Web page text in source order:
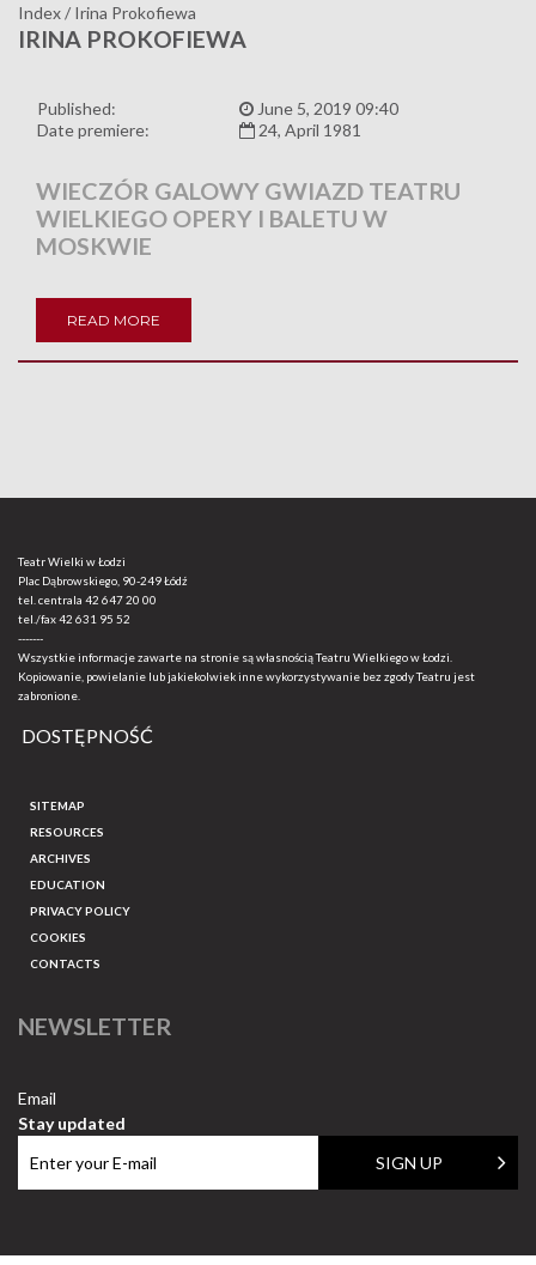
Index/ Irina Prokofiewa
IRINA PROKOFIEWA
Published:
June 5, 2019 09:40
Date premiere:
24, April 1981
WIECZÓR GALOWY GWIAZD TEATRU
WIELKIEGO OPERY I BALETU W
MOSKWIE
READ MORE
Teatr Wielki w Łodzi
Plac Dąbrowskiego, 90-249 Łódź
tel. centrala 42 647 20 00
tel./fax42 631 95 52
-------
Wszystkie informacje zawarte na stronie są własnością Teatru Wielkiego w Łodzi.
Kopiowanie, powielanie lub jakiekolwiek inne wykorzystywanie bez zgody Teatru jest
zabronione.
DOSTĘPNOŚĆ
SITEMAP
RESOURCES
ARCHIVES
EDUCATION
PRIVACY POLICY
COOKIES
CONTACTS
NEWSLETTER
Email
Stay updated